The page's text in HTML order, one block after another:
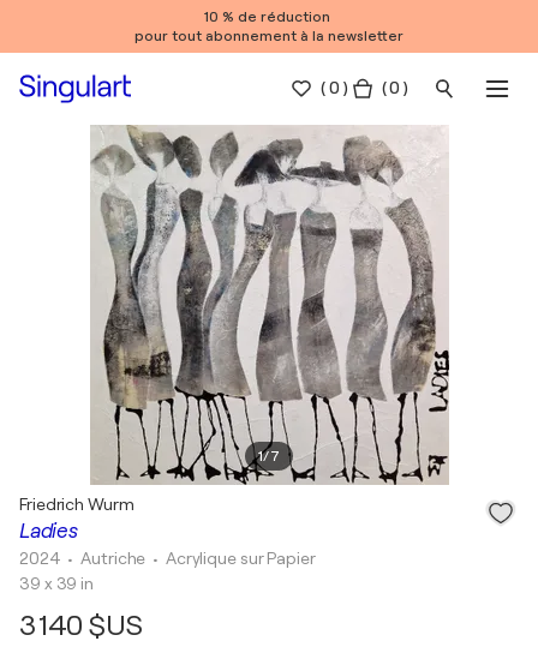
10 % de réduction
pour tout abonnement à la newsletter
(0 ) ( 0 )
1/7
Ladies
Friedrich Wurm
2024 • Autriche • Acrylique sur Papier
39 x 39 in
3 140 $US